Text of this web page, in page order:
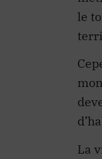
le
La